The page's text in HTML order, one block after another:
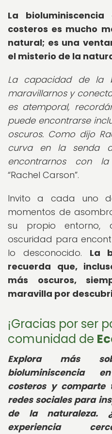
La
costeros es mucho
natural; es una
el misterio de la
La capacidad de la
maravillarnos y
es atemporal,
puede encontrarse
oscuros. Como dijo
curva en la senda
encontrarnos con la
Rachel Carson .
Invito a cada uno
momentos de
su propio entorno,
oscuridad para
lo desconocido. La
recuerda que,
más oscuros,
maravilla por
¡Gracias por ser
comunidad de
Explora más
bioluminiscencia
costeros y comparte
redes sociales para
de la naturaleza.
experiencia